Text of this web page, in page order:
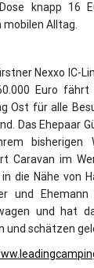
knapp 16
mobilen Alltag.
Nexxo IC-
Euro
Ost für alle
Das Ehepaar
bisherigen
Caravan im
die Nähe von
und
und hat
und schätzen